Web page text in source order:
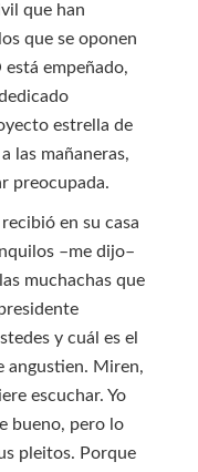
que han
que se oponen
empeñado,
estrella de
las mañaneras,
preocupada.
en su casa
–me dijo–
muchachas que
y cuál es el
angustien. Miren,
escuchar. Yo
bueno, pero lo
pleitos. Porque